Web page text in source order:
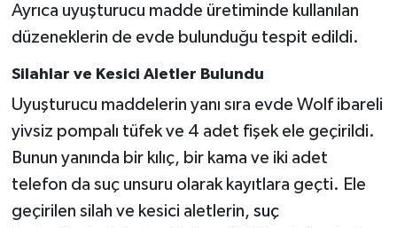
Ayrıca uyuşturucu madde üretiminde kullanılan
düzeneklerin de evde bulunduğu tespit edildi.
Silahlar ve Kesici Aletler Bulundu
Uyuşturucu maddelerin yanı sıra evde Wolf ibareli
yivsiz pompalı tüfek ve 4 adet fişek ele geçirildi.
Bunun yanında bir kılıç, bir kama ve iki adet
telefon da suç unsuru olarak kayıtlara geçti. Ele
geçirilen silah ve kesici aletlerin, suç